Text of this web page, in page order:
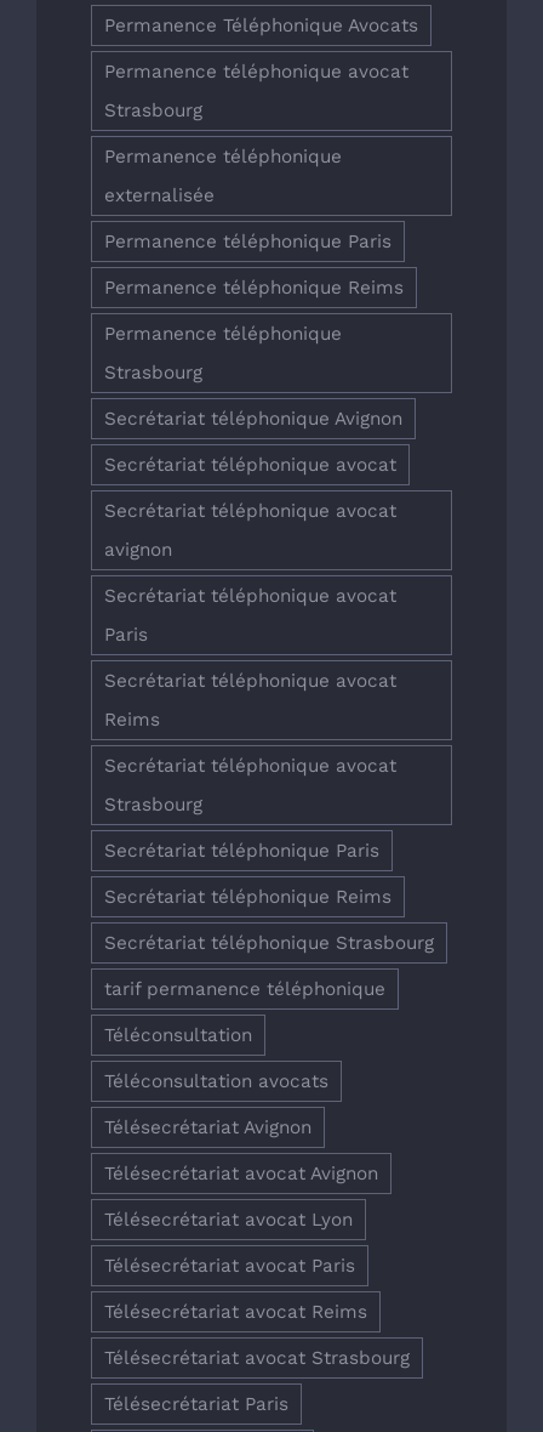
Permanence Téléphonique Avocats
Permanence téléphonique avocat
Strasbourg
Permanence téléphonique
externalisée
Permanence téléphonique Paris
Permanence téléphonique Reims
Permanence téléphonique
Strasbourg
Secrétariat téléphonique Avignon
Secrétariat téléphonique avocat
Secrétariat téléphonique avocat
avignon
Secrétariat téléphonique avocat
Paris
Secrétariat téléphonique avocat
Reims
Secrétariat téléphonique avocat
Strasbourg
Secrétariat téléphonique Paris
Secrétariat téléphonique Reims
Secrétariat téléphonique Strasbourg
tarif permanence téléphonique
Téléconsultation
Téléconsultation avocats
Télésecrétariat Avignon
Télésecrétariat avocat Avignon
Télésecrétariat avocat Lyon
Télésecrétariat avocat Paris
Télésecrétariat avocat Reims
Télésecrétariat avocat Strasbourg
Télésecrétariat Paris